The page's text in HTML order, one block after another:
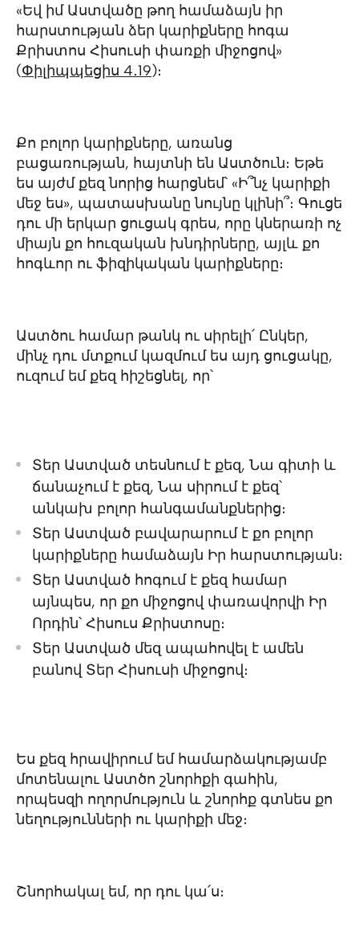
«Եվ իմ Աստվածը թող համաձայն իր
հարստության ձեր կարիքները հոգա
Քրիստոս Հիսուսի փառքի միջոցով»
(Փիլիպպեցիս 4․19)։
Քո բոլոր կարիքները, առանց
բացառության, հայտնի են Աստծուն։ Եթե
ես այժմ քեզ նորից հարցնեմ՝ «Ի՞նչ կարիքի
մեջ ես», պատասխանը նույնը կլինի՞։ Գուցե
դու մի երկար ցուցակ գրես, որը կներառի ոչ
միայն քո հուզական խնդիրները, այլև քո
հոգևոր ու ֆիզիկական կարիքները։
Աստծու համար թանկ ու սիրելի՛ Ընկեր,
մինչ դու մտքում կազմում ես այդ ցուցակը,
ուզում եմ քեզ հիշեցնել, որ՝
Տեր Աստված տեսնում է քեզ, Նա գիտի և
ճանաչում է քեզ, Նա սիրում է քեզ՝
անկախ բոլոր հանգամանքներից։
Տեր Աստված բավարարում է քո բոլոր
կարիքները համաձայն Իր հարստության։
Տեր Աստված հոգում է քեզ համար
այնպես, որ քո միջոցով փառավորվի Իր
Որդին՝ Հիսուս Քրիստոսը։
Տեր Աստված մեզ ապահովել է ամեն
բանով Տեր Հիսուսի միջոցով։
Ես քեզ հրավիրում եմ համարձակությամբ
մոտենալու Աստծո շնորհքի գահին,
որպեսզի ողորմություն և շնորհք գտնես քո
նեղությունների ու կարիքի մեջ։
Շնորհակալ եմ, որ դու կա՛ս։